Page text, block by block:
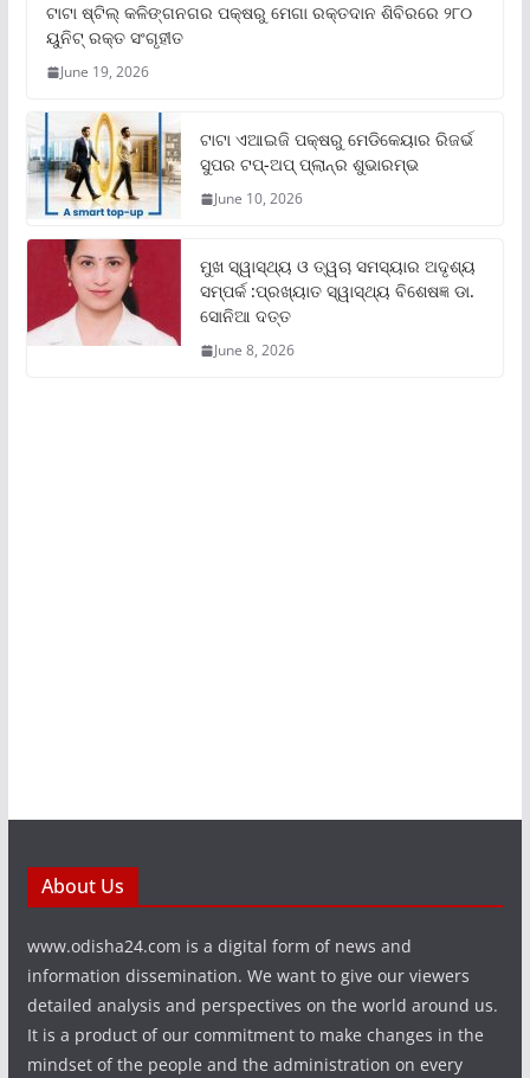
ଟାଟା ଷ୍ଟିଲ୍‌ କଳିଙ୍ଗନଗର ପକ୍ଷରୁ ମେଗା ରକ୍ତଦାନ ଶିବିରରେ ୨୮୦
ୟୁନିଟ୍‌ ରକ୍ତ ସଂଗୃହୀତ
June 19, 2026
ଟାଟା ଏଆଇଜି ପକ୍ଷରୁ ମେଡିକେୟାର ରିଜର୍ଭ
ସୁପର ଟପ୍‌-ଅପ୍ ପ୍ଲାନ୍‌ର ଶୁଭାରମ୍ଭ
June 10, 2026
ମୁଖ ସ୍ୱାସ୍ଥ୍ୟ ଓ ତ୍ୱଚା ସମସ୍ୟାର ଅଦୃଶ୍ୟ
ସମ୍ପର୍କ :ପ୍ରଖ୍ୟାତ ସ୍ୱାସ୍ଥ୍ୟ ବିଶେଷଜ୍ଞ ଡା.
ସୋନିଆ ଦତ୍ତ
June 8, 2026
About Us
www.odisha24.com is a digital form of news and
information dissemination. We want to give our viewers
detailed analysis and perspectives on the world around us.
It is a product of our commitment to make changes in the
mindset of the people and the administration on every